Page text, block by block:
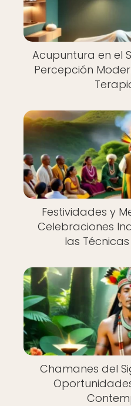
Acupuntura en el
Percepción
Festividades y
Celebraciones
las
Chamanes del